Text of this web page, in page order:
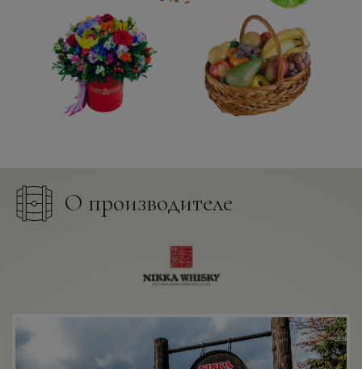
О производителе